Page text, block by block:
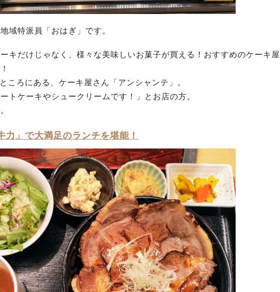
域特派員「おはぎ」です。
キだけじゃなく、様々な美味しいお菓子が買える！おすすめのケーキ
ころにある、ケーキ屋さん「アンシャンテ」。
トケーキやシュークリームです！」とお店の方。
」で大満足のランチを堪能！